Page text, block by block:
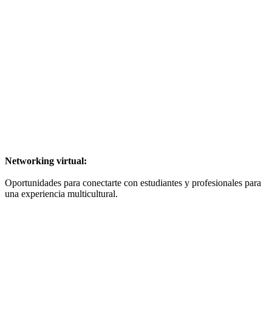
Networking virtual:
Oportunidades para conectarte con estudiantes y profesionales para
una experiencia multicultural.